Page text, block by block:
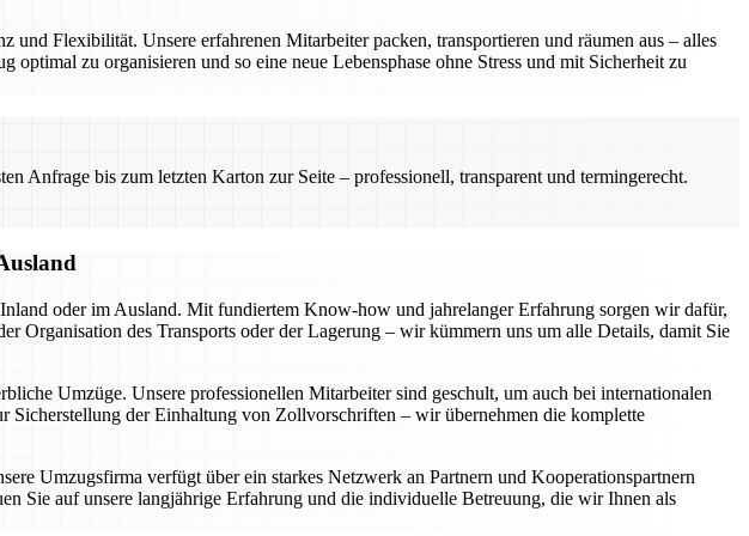
Flexibilität. Unsere erfahrenen Mitarbeiter packen, transportieren und räumen aus – alles
zu organisieren und so eine neue Lebensphase ohne Stress und mit Sicherheit zu
Anfrage bis zum letzten Karton zur Seite – professionell, transparent und termingerecht.
oder im Ausland. Mit fundiertem Know-how und jahrelanger Erfahrung sorgen wir dafür,
Organisation des Transports oder der Lagerung – wir kümmern uns um alle Details, damit Sie
Umzüge. Unsere professionellen Mitarbeiter sind geschult, um auch bei internationalen
Sicherstellung der Einhaltung von Zollvorschriften – wir übernehmen die komplette
Umzugsfirma verfügt über ein starkes Netzwerk an Partnern und Kooperationspartnern
Sie auf unsere langjährige Erfahrung und die individuelle Betreuung, die wir Ihnen als